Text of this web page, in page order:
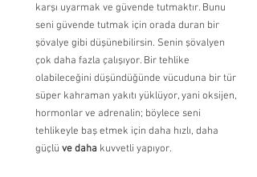
karşı uyarmak ve güvende tutmaktır. Bunu
seni güvende tutmak için orada duran bir
şövalye gibi düşünebilirsin. Senin şövalyen
çok daha fazla çalışıyor. Bir tehlike
olabileceğini düşündüğünde vücuduna bir tür
süper kahraman yakıtı yüklüyor, yani oksijen,
hormonlar ve adrenalin; böylece seni
tehlikeyle baş etmek için daha hızlı, daha
güçlü ve daha kuvvetli yapıyor.